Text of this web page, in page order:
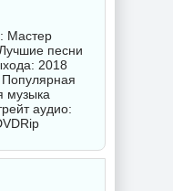
Мастер
песни
2018
музыка
аудио: